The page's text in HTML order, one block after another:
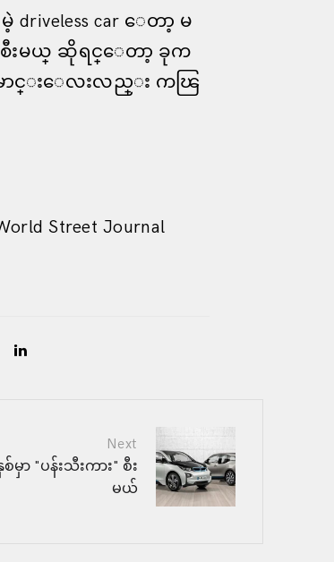
car ေတာ့ မ
စီးမယ္ ဆိုရင္ေတာ့ ခုက
ာင္းေလးလည္း ကၽြ
Street Journal
Next
မှာ "ပန်းသီးကား" စီး
မယ်